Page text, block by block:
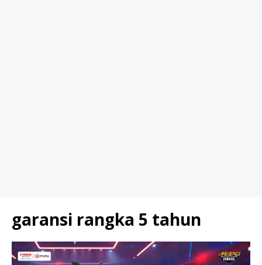
garansi rangka 5 tahun